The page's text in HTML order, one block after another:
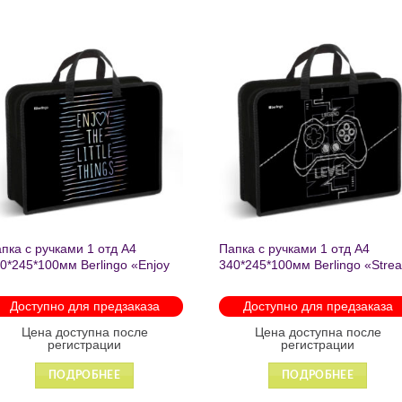
Добавить
в список
желаний
текстильная с ручками 1
А4 Berlingo «Basic
2602
Доступно для предзаказа
Цена доступна после
регистрации
ПОДРОБНЕЕ
Добавить
в список
желаний
Папка текстильная с ручками 1
отделение, А4 Berlingo «Online»,
молнии 1222
В наличии
Цена доступна после
регистрации
ПОДРОБНЕЕ